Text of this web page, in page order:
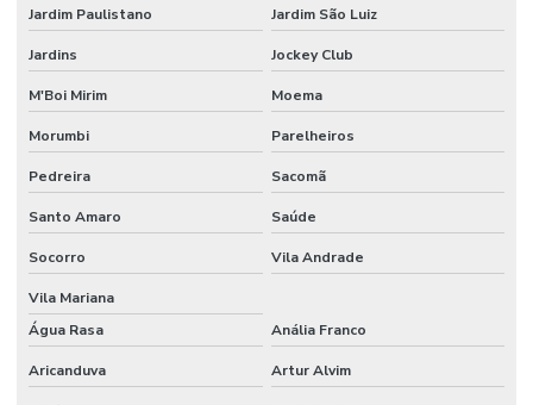
Jardim Paulistano Jardim São Luiz
Jardins Jockey Club
M'Boi Mirim Moema
Morumbi Parelheiros
Pedreira Sacomã
Santo Amaro Saúde
Socorro Vila Andrade
Vila Mariana
Água Rasa
Anália Franco
Aricanduva Artur Alvim